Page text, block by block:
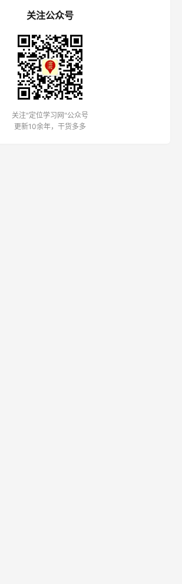
关注公众号
关注"定位学习网"公众号
更新10余年，干货多多